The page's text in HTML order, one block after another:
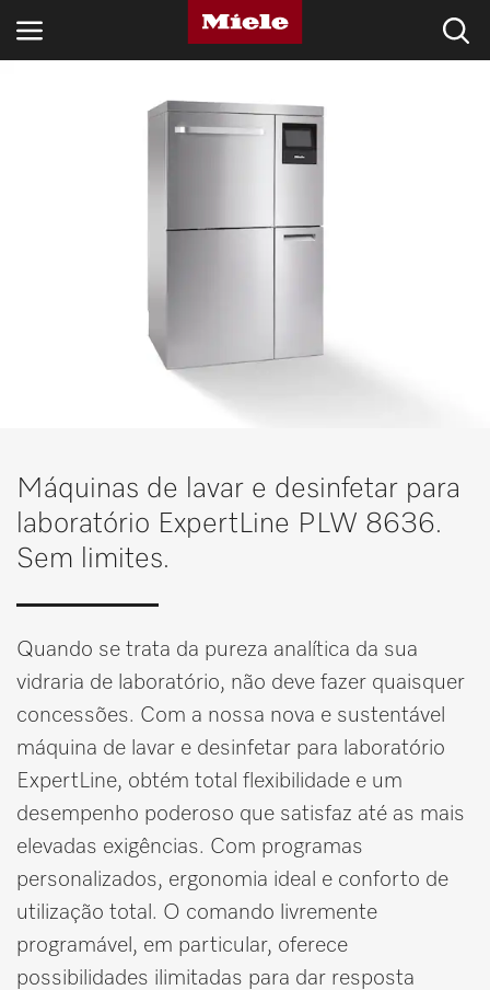
CLIENTES PARTICULARES
Marcador
Miele MOVE
Máquinas de lavar e desinfetar para
laboratório ExpertLine PLW 8636.
Sem limites.
Quando se trata da pureza analítica da sua
vidraria de laboratório, não deve fazer quaisquer
concessões. Com a nossa nova e sustentável
máquina de lavar e desinfetar para laboratório
ExpertLine, obtém total flexibilidade e um
desempenho poderoso que satisfaz até as mais
elevadas exigências. Com programas
personalizados, ergonomia ideal e conforto de
utilização total. O comando livremente
programável, em particular, oferece
possibilidades ilimitadas para dar resposta